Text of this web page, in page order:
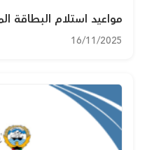
مواعيد استلام البطاقة
16/11/2025